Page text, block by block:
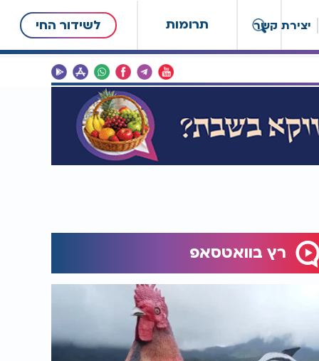
תרומות לשידור החי יצירת קשר
רץ בוואטסאפ